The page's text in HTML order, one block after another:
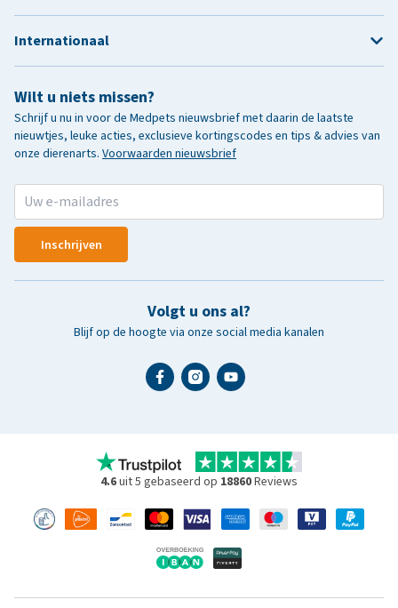
Wilt u niets missen?
Schrijf u nu in voor de Medpets nieuwsbrief met daarin de laatste
nieuwtjes, leuke acties, exclusieve kortingscodes en tips & advies van
onze dierenarts. Voorwaarden nieuwsbrief
Inschrijven
Volgt u ons al?
Blijf op de hoogte via onze social media kanalen
Internationaal
4.6uit 5 gebaseerd op 18860Reviews